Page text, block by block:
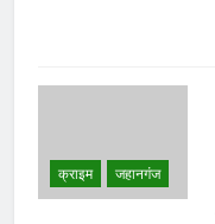
क्राइम जहानगंज